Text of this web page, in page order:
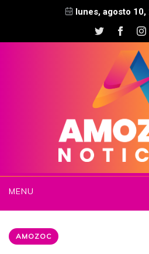
lunes, agosto 10,
MENU
AMOZOC